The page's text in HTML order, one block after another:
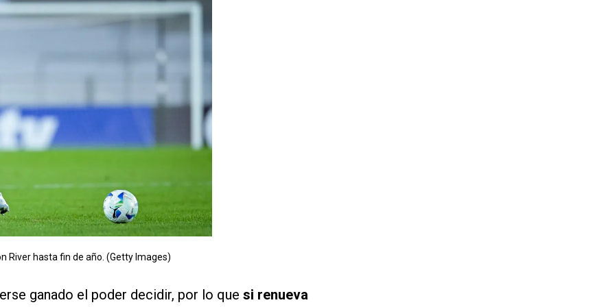
River hasta fin de año. (Getty Images)
ganado el poder decidir, por lo que si renueva